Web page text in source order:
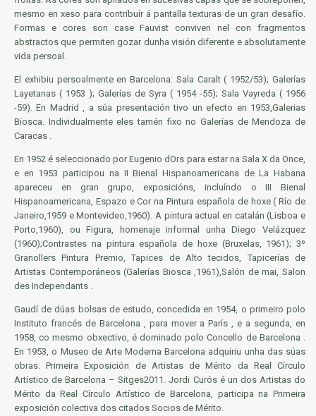
mesmo en xeso para contribuír á pantalla texturas de un gran desafío.
Formas e cores son case Fauvist conviven nel con fragmentos
abstractos que permiten gozar dunha visión diferente e absolutamente
vida persoal.
El exhibiu persoalmente en Barcelona: Sala Caralt ( 1952/53); Galerías
Layetanas ( 1953 ); Galerías de Syra ( 1954 -55); Sala Vayreda ( 1956
-59). En Madrid , a súa presentación tivo un efecto en 1953,Galerias
Biosca. Individualmente eles tamén fixo no Galerías de Mendoza de
Caracas .
En 1952 é seleccionado por Eugenio dOrs para estar na Sala X da Once,
e en 1953 participou na II Bienal Hispanoamericana de La Habana
apareceu en gran grupo, exposicións, incluíndo o III Bienal
Hispanoamericana, Espazo e Cor na Pintura española de hoxe ( Río de
Janeiro,1959 e Montevideo,1960). A pintura actual en catalán (Lisboa e
Porto,1960), ou Figura, homenaje informal unha Diego Velázquez
(1960);Contrastes na pintura española de hoxe (Bruxelas, 1961); 3º
Granollers Pintura Premio, Tapices de Alto tecidos, Tapicerías de
Artistas Contemporáneos (Galerías Biosca ,1961),Salón de mai, Salon
des Independants .
Gaudí de dúas bolsas de estudo, concedida en 1954, o primeiro polo
Instituto francés de Barcelona , para mover a París , e a segunda, en
1958, co mesmo obxectivo, é dominado polo Concello de Barcelona .
En 1953, o Museo de ArteModerna Barcelona adquiriu unha das súas
obras. Primeira Exposición de Artistas de Mérito da Real Círculo
Artístico de Barcelona – Sitges2011. Jordi Curós é un dos Artistas do
Mérito da Real Círculo Artístico de Barcelona, participa na Primeira
exposición colectiva dos citados Socios de Mérito.